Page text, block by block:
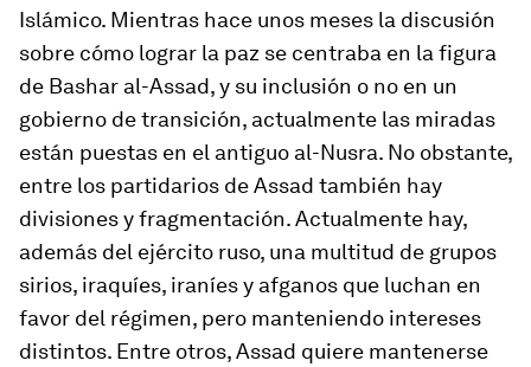
Islámico. Mientras hace unos meses la discusión
sobre cómo lograr la paz se centraba en la figura
de Bashar al-Assad, y su inclusión o no en un
gobierno de transición, actualmente las miradas
están puestas en el antiguo al-Nusra. No obstante,
entre los partidarios de Assad también hay
divisiones y fragmentación. Actualmente hay,
además del ejército ruso, una multitud de grupos
sirios, iraquíes, iraníes y afganos que luchan en
favor del régimen, pero manteniendo intereses
distintos. Entre otros, Assad quiere mantenerse